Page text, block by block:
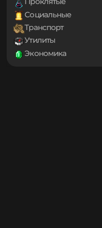
1.20.1
1.20
1.19.4
1.19.3
1.19.2
1.19.1
Библиотеки
Декорации
Игровые механики